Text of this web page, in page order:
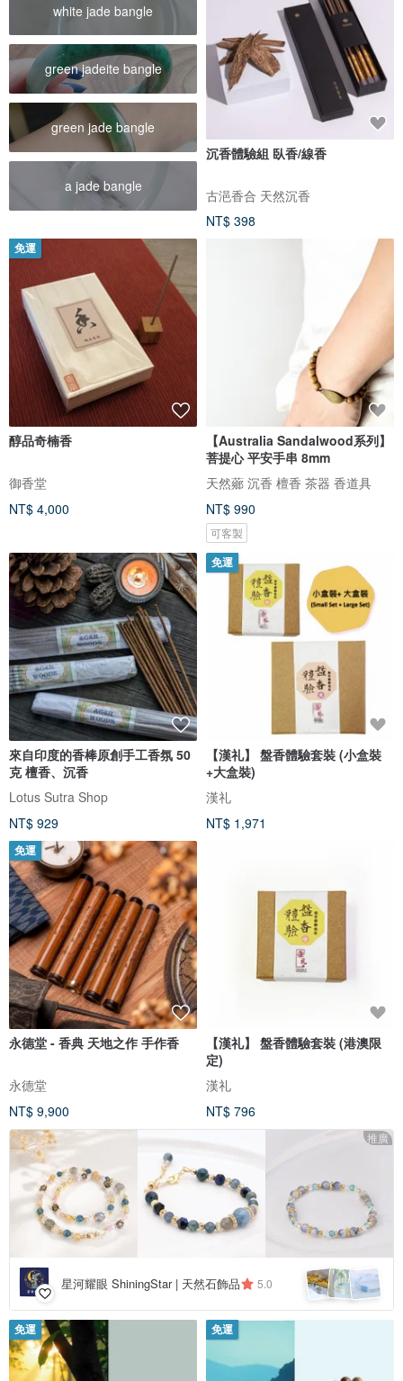
white jade bangle
green jadeite bangle
green jade bangle
a jade bangle
沉香體驗組 臥香/線香
古浥香合 天然沉香
NT$ 398
免運
醇品奇楠香
御香堂
NT$ 4,000
【Australia Sandalwood系列】
菩提心 平安手串 8mm
天然薌 沉香 檀香 茶器 香道具
NT$ 990
可客製
來自印度的香棒原創手工香氛 50
克 檀香、沉香
Lotus Sutra Shop
NT$ 929
免運
【漢礼】 盤香體驗套裝 (小盒裝
+大盒裝)
漢礼
NT$ 1,971
免運
永德堂 - 香典 天地之作 手作香
永德堂
NT$ 9,900
【漢礼】 盤香體驗套裝 (港澳限
定)
漢礼
NT$ 796
推廣
星河耀眼 ShiningStar | 天然石飾品 5.0
免運 免運